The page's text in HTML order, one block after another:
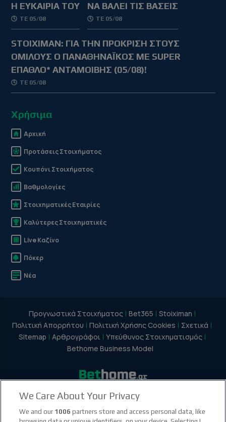
Η ΕΥΚΑΙΡΙΑ ΤΟΥ
ΤΕ 05/08
ΝΑ ΒΑΛΕΙ ΤΙΣ ΒΑΣΕΙΣ
ΤΕ 05/08
STOIXIMAN: ΓΙΑ ΤΗΝ ΠΡΟΚΡΙΣΗ ΣΤΟΥΣ
ΟΜΙΛΟΥΣ Ο ΠΑΝΑΘΗΝΑΪΚΟΣ ΜΕ SUPER
ΕΠΑΘΛΟ* ΑΝΤΑΜΟΙΒΗΣ (05/08)!
ΤΕ 05/08
Χρήσιμα
Αρχική
Προτάσεις Στοιχήματος
Κουπόνι Στοιχήματος
Βαθμολογίες
Στοιχηματικές Εταιρίες
Καλύτερες Στοιχηματικές
Live Καζίνο
Πόκερ
Νέα
Προγνωστικά Στοιχήματος Bet365
Stoiximan
Πολιτική Απορρήτου
Πολιτική Χρήσης Cookies
Σχετικά
Sitemap
Αρθρογράφοι
Υπεύθυνος Στοιχηματισμός
Bethome Business Model
instagram social link
youtube social link
tiktok social link
twitter social link
We Care About Your Privacy
We and our 1006 partners store and access personal data, like